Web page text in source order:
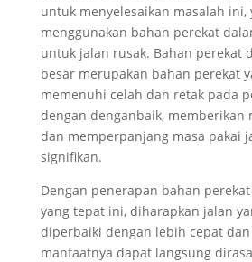
untuk menyelesaikan masalah ini,
menggunakan bahan perekat
untuk jalan rusak. Bahan perekat
besar merupakan bahan perekat
memenuhi celah dan retak pada
dengan denganbaik, memberikan
dan memperpanjang masa pakai
signifikan.
Dengan penerapan bahan
yang tepat ini, diharapkan jalan
diperbaiki dengan lebih cepat dan
manfaatnya dapat langsung